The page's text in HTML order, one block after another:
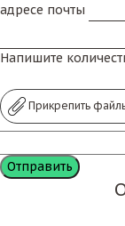
адресе почты
Напишите
Прикрепить